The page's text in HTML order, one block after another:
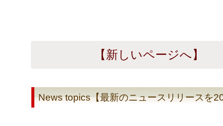
【新しいページへ】
News topics【最新のニュースリリースを